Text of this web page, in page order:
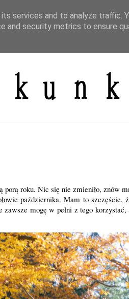
porą roku. Nic się nie zmieniło, znów
października. Mam to szczęście,
mogę w pełni z tego
services and to analyze traffic.
and security metrics to ensure